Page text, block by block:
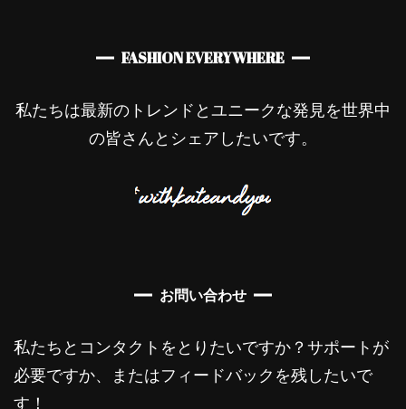
FASHION EVERYWHERE
私たちは最新のトレンドとユニークな発見を世界中
の皆さんとシェアしたいです。
お問い合わせ
私たちとコンタクトをとりたいですか？サポートが
必要ですか、またはフィードバックを残したいで
す！